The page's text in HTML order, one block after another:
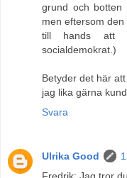
grund och botten
men eftersom
till hands att
socialdemokrat.)
Betyder det här
jag lika gärna
Svara
Ulrika Good
Fredrik: Jag tror